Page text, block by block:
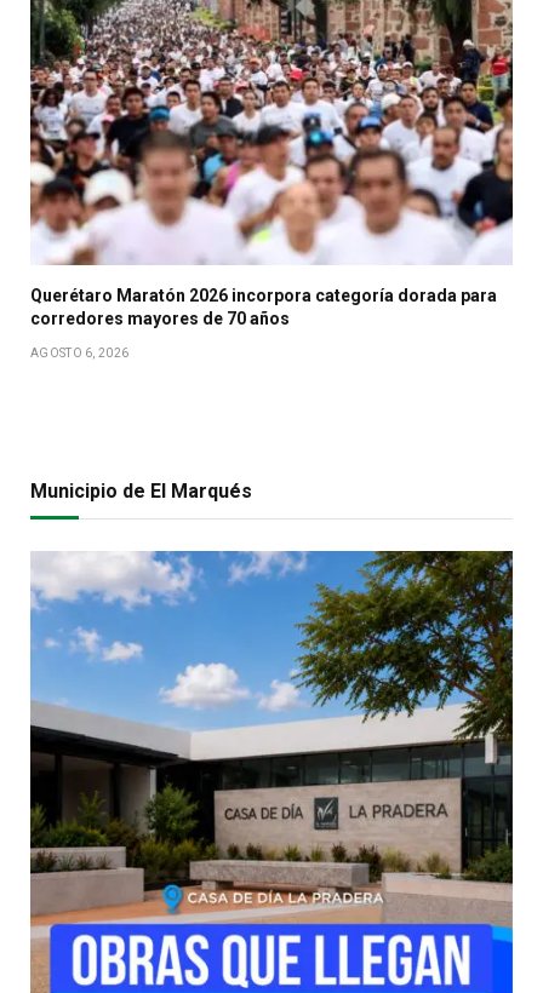
Querétaro Maratón 2026 incorpora categoría dorada para
corredores mayores de 70 años
AGOSTO 6, 2026
Municipio de El Marqués